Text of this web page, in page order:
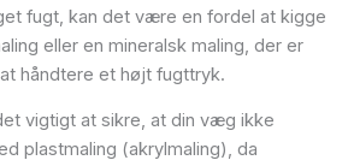
fugt, kan det være en fordel at kigge
eller en mineralsk maling, der er
håndtere et højt fugttryk.
vigtigt at sikre, at din væg ikke
plastmaling (akrylmaling), da